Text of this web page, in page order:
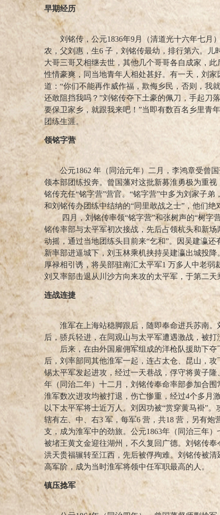
早期经历
刘铭传，公元1836年9月（清道光十六年七月
农，父刘惠，生6 子，刘铭传最幼，排行第六。儿
大哥三哥又相继去世，其他几个哥哥各自成家，
性情豪爽，同当地青年人相处甚好。有一天，刘
道：“你们不能再作威作福，欺侮乡民，否则，我
还敢阻挡我吗？”刘铭传夺下土豪的佩刀，手起刀
要保卫家乡，就跟我来吧！”当即有数百名乡里青
团练生涯。
领铭字营
公元1862 年（同治元年）二月，李鸿章受曾国
领本部团练投奔。曾国藩对这批新募淮勇极为重
铭传充任“铭字营”营官。“铭字营”中多为刘家子
和刘铭传办团练中结纳的“同里敢战之士”，他们
四月，刘铭传率领“铭字营”和张树声的“树字
铭传率部与太平军初次接战，先后占领杭头和新
动摇，通过当地团练头目前来“乞和”。因吴建瀛
新率部进逼城下，刘玉林乘机挟持吴建瀛出城投
厚禄相引诱，将吴部驻南汇太平军1 万多人中老
刘又率部击退从川沙方向来攻的太平军，于第二
连战连捷
淮军在上海站稳脚跟后，随即奉命进兵苏南。
后，骄兵轻进，在同观山与太平军遭遇激战，被打
后来，在由外国雇佣军组成的洋枪队援助下夺
后，刘率部同其他淮军一起，连占太仓、昆山，
锡太平军发起进攻，经过一天巷战，俘守将黄子
年（同治二年）十二月，刘铭传奉命率部参加合
淮军数次进攻均被打退，伤亡惨重，经过4个多月
以下太平军将士近万人。刘因功被“赏穿黄马褂”
辖有左、中、右3 军，每军6 营，共18 营，另有
支，成为淮军中的劲旅。公元1863年（同治三年
被堵王黄文金迎往湖州，不久复回广德。刘铭传
洪天贵福辗转至江西，先后被俘殉难。刘铭传被
高军阶，成为当时淮军将领中任军职最高的人。
镇压捻军